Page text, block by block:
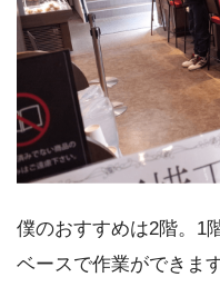
僕のおすすめは2階。1
ベースで作業ができま